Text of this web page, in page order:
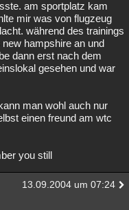
am sportplatz kam
mir was von flugzeug
während des trainings
hampshire an und
dann erst nach dem
gesehen und war
man wohl auch nur
einen freund am wtc
you still
13.09.2004 um 07:24